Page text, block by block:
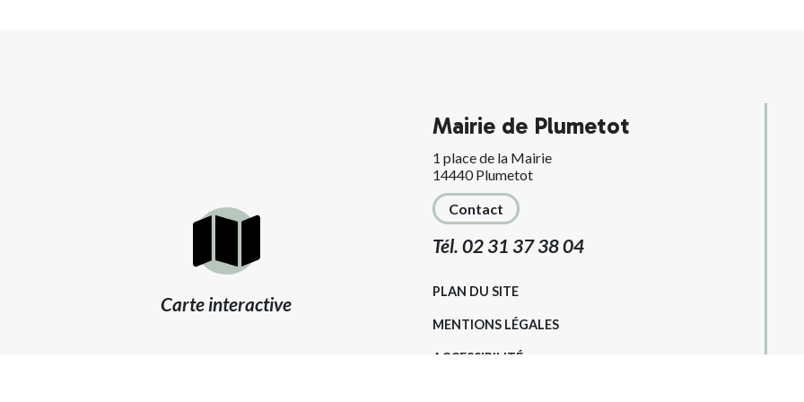
Carte interactive
Mairie de Plumetot
1 place de la Mairie
14440 Plumetot
Contact
Tél. 02 31 37 38 04
PLAN DU SITE
MENTIONS LÉGALES
ACCESSIBILITÉ